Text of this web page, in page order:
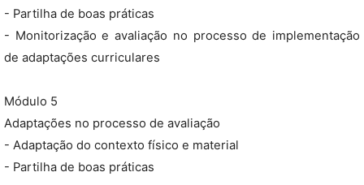
- Partilha de boas práticas
- Monitorização e avaliação no processo de implementação
de adaptações curriculares
Módulo 5
Adaptações no processo de avaliação
- Adaptação do contexto físico e material
- Partilha de boas práticas